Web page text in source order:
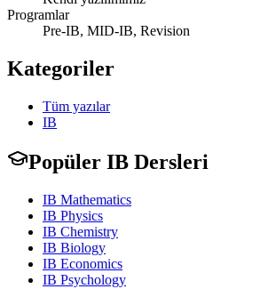
Programlar
Pre-IB, MID-IB, Revision
Kategoriler
Tüm yazılar
IB
Popüler IB Dersleri
IB Mathematics
IB Physics
IB Chemistry
IB Biology
IB Economics
IB Psychology